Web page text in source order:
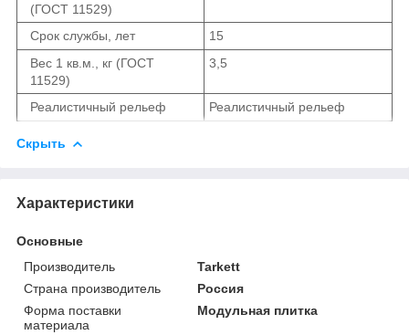
(ГОСТ 11529)
Срок службы, лет
15
Вес 1 кв.м., кг (ГОСТ
11529)
3,5
Реалистичный рельеф Реалистичный рельеф
Скрыть
Характеристики
Основные
Производитель
Tarkett
Страна производитель
Россия
Форма поставки
материала
Модульная плитка